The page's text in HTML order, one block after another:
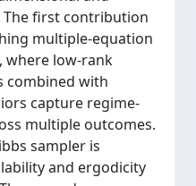
first contribution
multiple-equation
where low-rank
combined with
capture regime-
multiple outcomes.
sampler is
and ergodicity